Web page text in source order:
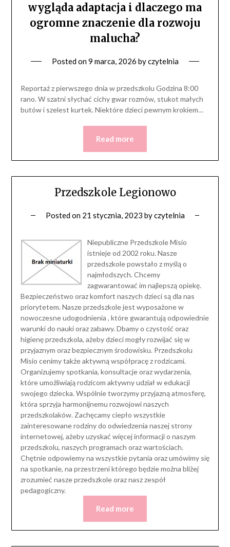
wygląda adaptacja i dlaczego ma
ogromne znaczenie dla rozwoju
malucha?
Posted on9 marca, 2026 byczytelnia
Reportaż z pierwszego dnia w przedszkolu Godzina 8:00
rano. W szatni słychać cichy gwar rozmów, stukot małych
butów i szelest kurtek. Niektóre dzieci pewnym krokiem…
Read more
Przedszkole Legionowo
Posted on 21 stycznia, 2023 byczytelnia
Niepubliczne Przedszkole Misio
istnieje od 2002 roku. Nasze
przedszkole powstało z myślą o
najmłodszych. Chcemy
zagwarantować im najlepszą opiekę.
Bezpieczeństwo oraz komfort naszych dzieci są dla nas
priorytetem. Nasze przedszkole jest wyposażone w
nowoczesne udogodnienia , które gwarantują odpowiednie
warunki do nauki oraz zabawy. Dbamy o czystość oraz
higienę przedszkola, ażeby dzieci mogły rozwijać się w
przyjaznym oraz bezpiecznym środowisku. Przedszkolu
Misio cenimy także aktywną współpracę z rodzicami.
Organizujemy spotkania, konsultacje oraz wydarzenia,
które umożliwiają rodzicom aktywny udział w edukacji
swojego dziecka. Wspólnie tworzymy przyjazną atmosferę,
która sprzyja harmonijnemu rozwojowi naszych
przedszkolaków. Zachęcamy ciepło wszystkie
zainteresowane rodziny do odwiedzenia naszej strony
internetowej, ażeby uzyskać więcej informacji o naszym
przedszkolu, naszych programach oraz wartościach.
Chętnie odpowiemy na wszystkie pytania oraz umówimy się
na spotkanie, na przestrzeni którego będzie można bliżej
zrozumieć nasze przedszkole oraz nasz zespół
pedagogiczny.
Read more